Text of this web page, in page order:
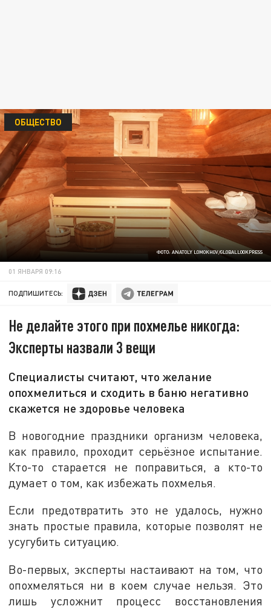
ФОТО: ANATOLY LOMOKHOV/GLOBALLOOKPRESS
ОБЩЕСТВО
01 ЯНВАРЯ 09:16
ПОДПИШИТЕСЬ:
Не делайте этого при похмелье никогда:
Эксперты назвали 3 вещи
Специалисты считают, что желание
опохмелиться и сходить в баню негативно
скажется не здоровье человека
В новогодние праздники организм человека,
как правило, проходит серьёзное испытание.
Кто-то старается не поправиться, а кто-то
думает о том, как избежать похмелья.
Если предотвратить это не удалось, нужно
знать простые правила, которые позволят не
усугубить ситуацию.
Во-первых, эксперты настаивают на том, что
опохмеляться ни в коем случае нельзя. Это
лишь усложнит процесс восстановления